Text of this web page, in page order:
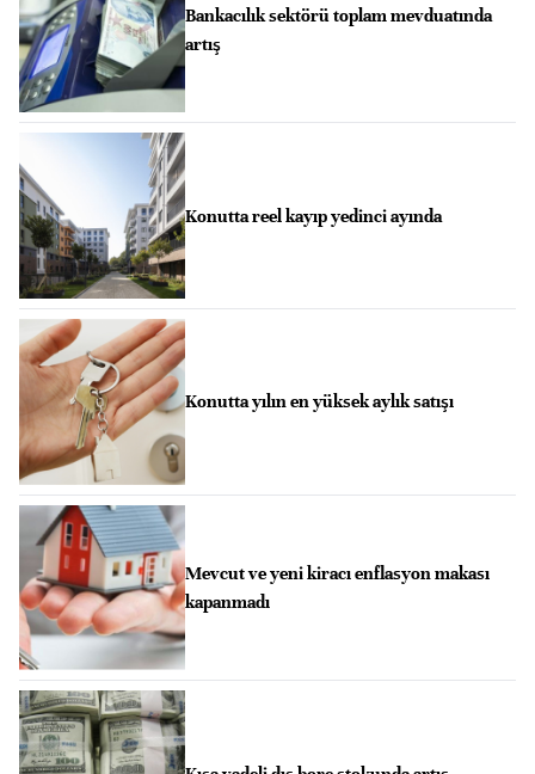
Bankacılık sektörü toplam mevduatında
artış
Konutta reel kayıp yedinci ayında
Konutta yılın en yüksek aylık satışı
Mevcut ve yeni kiracı enflasyon makası
kapanmadı